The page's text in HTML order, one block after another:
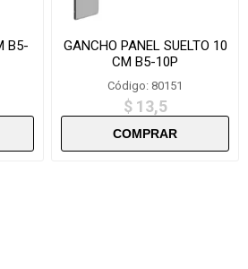
B5-
GANCHO PANEL SUELTO 10
CM B5-10P
Código: 80151
$ 13,5